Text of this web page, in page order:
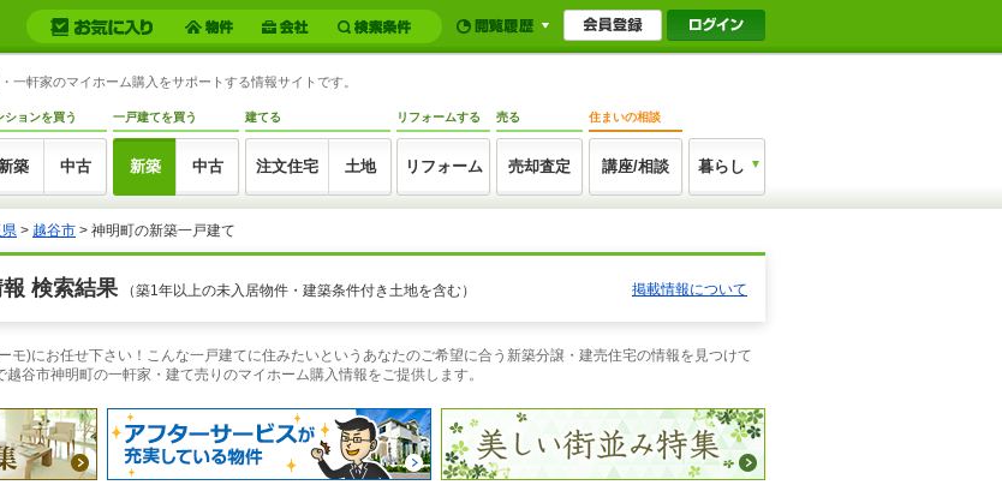
軒家のマイホーム購入をサポートする情報サイトです。
ションを買う
築 中古
一戸建てを買う
新築 中古
建てる
注文住宅 土地
リフォームする
リフォーム
売る
売却査定
住まいの相談
講座/相談 暮らし
> 越谷市 > 神明町の新築一戸建て
検索結果 （築1年以上の未入居物件・建築条件付き土地を含む） 掲載情報について
モ)にお任せ下さい！こんな一戸建てに住みたいというあなたのご希望に合う新築分譲・建売住宅の情報を見つけて
谷市神明町の一軒家・建て売りのマイホーム購入情報をご提供します。